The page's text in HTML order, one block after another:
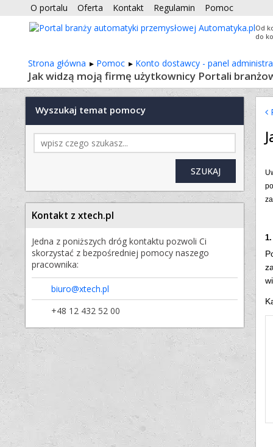
O portalu Oferta Kontakt Regulamin Pomoc
Od
do
Strona główna Pomoc Konto dostawcy - panel
Jak widzą moją firmę użytkownicy Portali
Wyszukaj temat pomocy
Kontakt z xtech.pl
Jedna z poniższych dróg kontaktu pozwoli Ci
skorzystać z bezpośredniej pomocy naszego
pracownika:
biuro@xtech.pl
+48 12 432 52 00